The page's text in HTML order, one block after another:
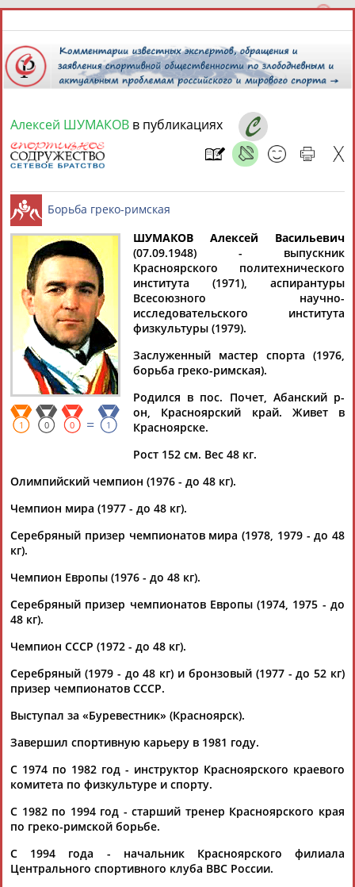
7 августа 2026 года,
СПОРТСМЕНЫ, ТРЕНЕРЫ И СПЕЦИАЛИСТЫ
Найдено: 13181персон Расширенный поиск
Аслаудин
АБАЕВ
Елена
АБАИМОВА
Мария
АБАКУМОВА
АБАЛАКИНА
Дмитрий
Тамилла
Рамазан
АББАТЕ-
БУЛАТОВА
Татьяна
АББЯСОВА
Акжана
АБДИКАРИМОВААБДРАХМАНОВ
Каримжан
Аделя
Алексей ШУМАКОВ в публикациях
Борьба греко-римская
1 0 0 = 1
ШУМАКОВ Алексей Васильевич
(07.09.1948) - выпускник
Красноярского политехнического
института (1971), аспирантуры
Всесоюзного научно-
исследовательского института
физкультуры (1979).
Заслуженный мастер спорта (1976,
борьба греко-римская).
Родился в пос. Почет, Абанский р-
он, Красноярский край. Живет в
Красноярске.
Рост 152 см. Вес 48 кг.
Олимпийский чемпион (1976 - до 48 кг).
Чемпион мира (1977 - до 48 кг).
Серебряный призер чемпионатов мира (1978, 1979 - до 48
кг).
Чемпион Европы (1976 - до 48 кг).
Серебряный призер чемпионатов Европы (1974, 1975 - до
48 кг).
Чемпион СССР (1972 - до 48 кг).
Серебряный (1979 - до 48 кг) и бронзовый (1977 - до 52 кг)
призер чемпионатов СССР.
Выступал за «Буревестник» (Красноярск).
Завершил спортивную карьеру в 1981 году.
С 1974 по 1982 год - инструктор Красноярского краевого
комитета по физкультуре и спорту.
С 1982 по 1994 год - старший тренер Красноярского края
по греко-римской борьбе.
С 1994 года - начальник Красноярского филиала
Центрального спортивного клуба ВВС России.